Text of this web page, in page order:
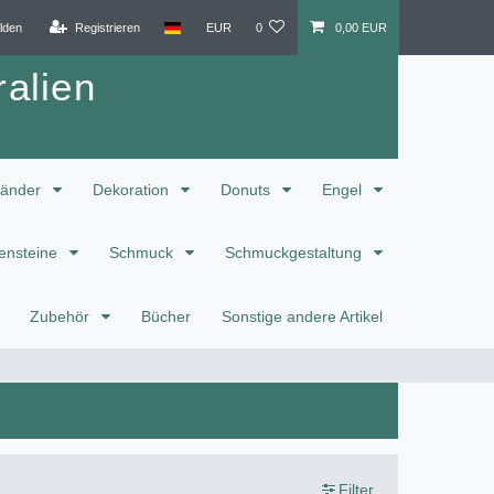
Registrieren EUR 0 0,00 EUR
Dekoration Donuts Engel
Schmuck Schmuckgestaltung
Zubehör Bücher Sonstige andere Artikel
Filter